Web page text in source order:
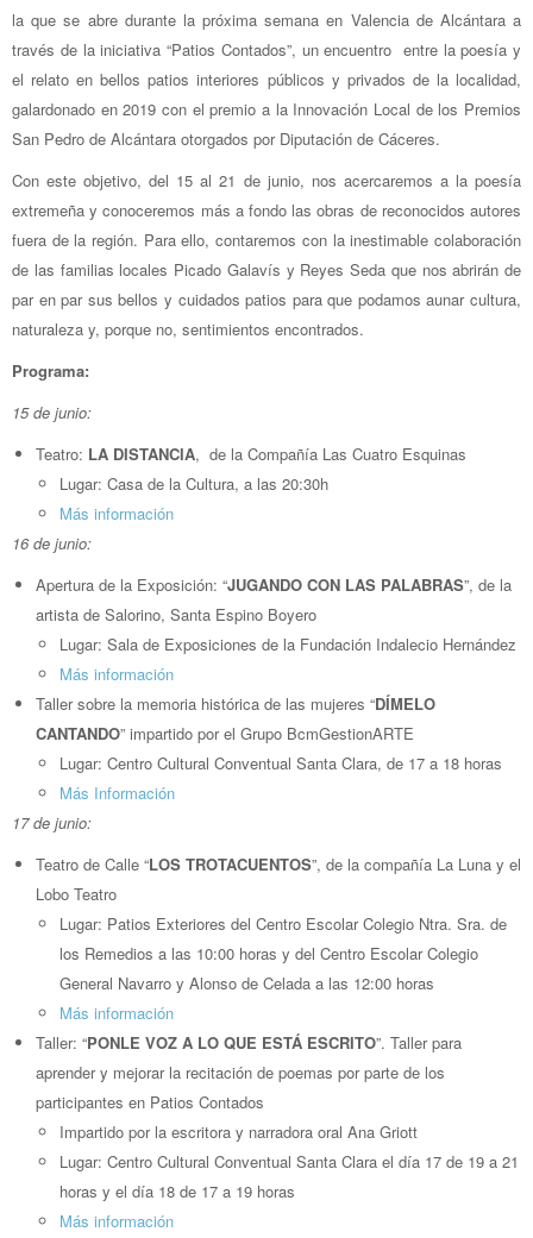
la que se abre durante la próxima semana en Valencia de Alcántara a
través de la iniciativa “Patios Contados”, un encuentro entre la poesía y
el relato en bellos patios interiores públicos y privados de la localidad,
galardonado en 2019 con el premio a la Innovación Local de los Premios
San Pedro de Alcántara otorgados por Diputación de Cáceres.
Con este objetivo, del 15 al 21 de junio, nos acercaremos a la poesía
extremeña y conoceremos más a fondo las obras de reconocidos autores
fuera de la región. Para ello, contaremos con la inestimable colaboración
de las familias locales Picado Galavís y Reyes Seda que nos abrirán de
par en par sus bellos y cuidados patios para que podamos aunar cultura,
naturaleza y, porque no, sentimientos encontrados.
Programa:
15 de junio:
Teatro: LA DISTANCIA, de la Compañía Las Cuatro Esquinas
Lugar: Casa de la Cultura, a las 20:30h
Más información
16 de junio:
Apertura de la Exposición: “JUGANDO CON LAS PALABRAS”, de la
artista de Salorino, Santa Espino Boyero
Lugar: Sala de Exposiciones de la Fundación Indalecio Hernández
Más información
Taller sobre la memoria histórica de las mujeres “DÍMELO
CANTANDO” impartido por el Grupo BcmGestionARTE
Lugar: Centro Cultural Conventual Santa Clara, de 17 a 18 horas
Más Información
17 de junio:
Teatro de Calle “LOS TROTACUENTOS”, de la compañía La Luna y el
Lobo Teatro
Lugar: Patios Exteriores del Centro Escolar Colegio Ntra. Sra. de
los Remedios a las 10:00 horas y del Centro Escolar Colegio
General Navarro y Alonso de Celada a las 12:00 horas
Más información
Taller: “PONLE VOZ A LO QUE ESTÁ ESCRITO”. Taller para
aprender y mejorar la recitación de poemas por parte de los
participantes en Patios Contados
Impartido por la escritora y narradora oral Ana Griott
Lugar: Centro Cultural Conventual Santa Clara el día 17 de 19 a 21
horas y el día 18 de 17 a 19 horas
Más información